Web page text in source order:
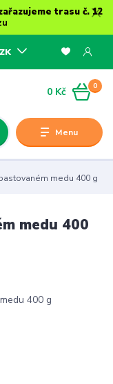
trasu č. 12
Menu
0
0 Kč
medu 400 g
medu 400